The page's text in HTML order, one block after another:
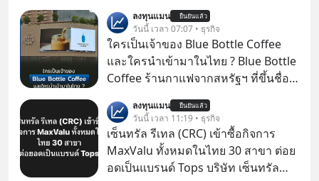
Fastwork, MizuMi, KARMART, อิชิตัน
มาแชร์ความรู้การสร้างธุรกิจ
ลงทุนแมน ยืนยันแล้ว
วันนี้ เวลา 07:07 • ธุรกิจ
ใครเป็นเจ้าของ Blue Bottle Coffee
และใครนำเข้ามาในไทย ? Blue Bottle
Coffee ร้านกาแฟจากสหรัฐฯ ที่ขึ้นชื่อ
แรกในประเทศไทย ที่ Central Park
ลงทุนแมน ยืนยันแล้ว
วันนี้ เวลา 11:19 • ธุรกิจ
เซ็นทรัล รีเทล (CRC) เข้าซื้อกิจการ
MaxValu ทั้งหมดในไทย 30 สาขา ต่อย
อดเป็นแบรนด์ Tops บริษัท เซ็นทรัล